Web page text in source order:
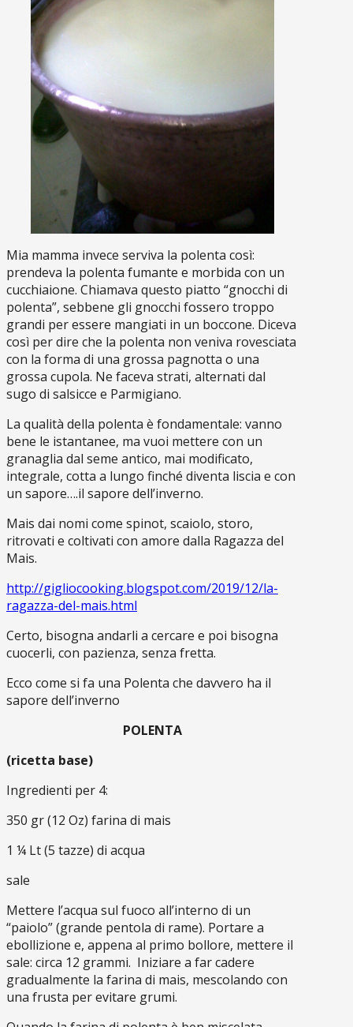
Mia mamma invece serviva la polenta così:
prendeva la polenta fumante e morbida con un
cucchiaione. Chiamava questo piatto “gnocchi di
polenta”, sebbene gli gnocchi fossero troppo
grandi per essere mangiati in un boccone. Diceva
così per dire che la polenta non veniva rovesciata
con la forma di una grossa pagnotta o una
grossa cupola. Ne faceva strati, alternati dal
sugo di salsicce e Parmigiano.
La qualità della polenta è fondamentale: vanno
bene le istantanee, ma vuoi mettere con un
granaglia dal seme antico, mai modificato,
integrale, cotta a lungo finché diventa liscia e con
un sapore….il sapore dell’inverno.
Mais dai nomi come spinot, scaiolo, storo,
ritrovati e coltivati con amore dalla Ragazza del
Mais.
http://gigliocooking.blogspot.com/2019/12/la-
ragazza-del-mais.html
Certo, bisogna andarli a cercare e poi bisogna
cuocerli, con pazienza, senza fretta.
Ecco come si fa una Polenta che davvero ha il
sapore dell’inverno
POLENTA
(ricetta base)
Ingredienti per 4:
350 gr (12 Oz) farina di mais
1 ¼ Lt (5 tazze) di acqua
sale
Mettere l’acqua sul fuoco all’interno di un
“paiolo” (grande pentola di rame). Portare a
ebollizione e, appena al primo bollore, mettere il
sale: circa 12 grammi. Iniziare a far cadere
gradualmente la farina di mais, mescolando con
una frusta per evitare grumi.